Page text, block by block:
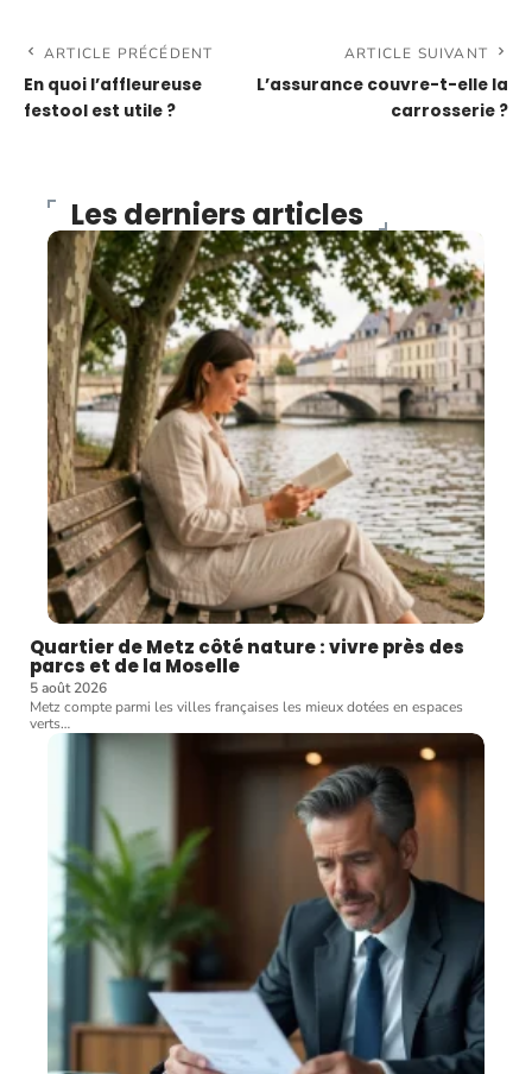
ARTICLE PRÉCÉDENT
En quoi l’affleureuse
festool est utile ?
ARTICLE SUIVANT
L’assurance couvre-t-elle la
carrosserie ?
Les derniers articles
Quartier de Metz côté nature : vivre près des
parcs et de la Moselle
5 août 2026
Metz compte parmi les villes françaises les mieux dotées en espaces
verts…